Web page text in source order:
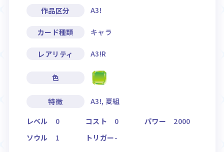
作品区分 A3!
カード種類 キャラ
レアリティ A3!R
色
特徴
A3!, 夏組
レベル
0 コスト 0 パワー
2000
ソウル
1 トリガー-